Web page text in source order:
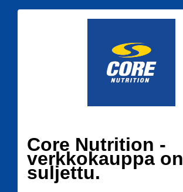
Core Nutrition -
verkkokauppa on
suljettu.